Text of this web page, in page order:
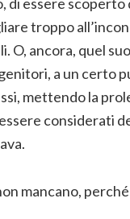
troppo
O, ancora, quel
a un certo
mettendo la
considerati
mancano,